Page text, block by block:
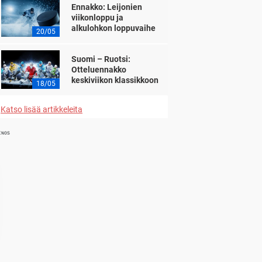
20/05
Ennakko: Leijonien
viikonloppu ja
alkulohkon loppuvaihe
18/05
Suomi – Ruotsi:
Otteluennakko
keskiviikon klassikkoon
Katso lisää artikkeleita